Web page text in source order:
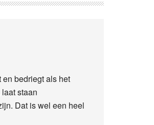
bedriegt als het
staan
Dat is wel een heel